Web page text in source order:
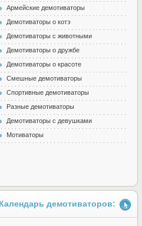
Армейские демотиваторы
Демотиваторы о котэ
Демотиваторы с животными
Демотиваторы о дружбе
Демотиваторы о красоте
Смешные демотиваторы
Спортивные демотиваторы
Разные демотиваторы
Демотиваторы с девушками
Мотиваторы
Календарь демотиваторов: